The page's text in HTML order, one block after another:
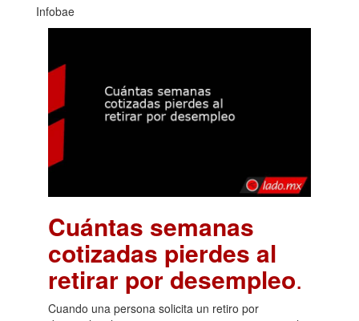
Infobae
Cuántas semanas
cotizadas pierdes al
retirar por desempleo.
Cuando una persona solicita un retiro por